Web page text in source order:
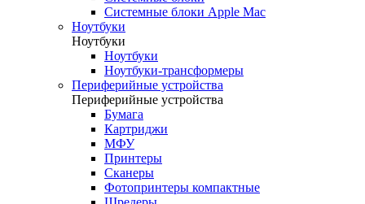
Системные блоки Apple Mac
Ноутбуки
Ноутбуки
Ноутбуки
Ноутбуки-трансформеры
Периферийные устройства
Периферийные устройства
Бумага
Картриджи
МФУ
Принтеры
Сканеры
Фотопринтеры компактные